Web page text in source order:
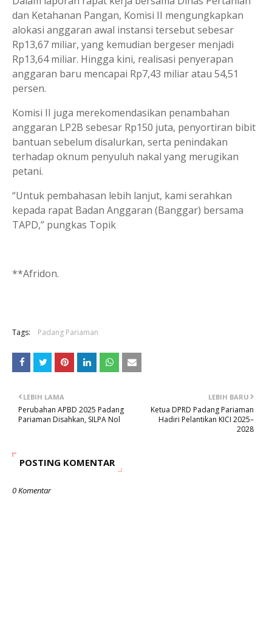
dan Ketahanan Pangan, Komisi II mengungkapkan
alokasi anggaran awal instansi tersebut sebesar
Rp13,67 miliar, yang kemudian bergeser menjadi
Rp13,64 miliar. Hingga kini, realisasi penyerapan
anggaran baru mencapai Rp7,43 miliar atau 54,51
persen.
Komisi II juga merekomendasikan penambahan
anggaran LP2B sebesar Rp150 juta, penyortiran bibit
bantuan sebelum disalurkan, serta penindakan
terhadap oknum penyuluh nakal yang merugikan
petani.
“Untuk pembahasan lebih lanjut, kami serahkan
kepada rapat Badan Anggaran (Banggar) bersama
TAPD,” pungkas Topik
**Afridon.
Tags: Padang Pariaman
LEBIH BARU
Ketua DPRD Padang Pariaman
Hadiri Pelantikan KICI 2025–
2028
LEBIH LAMA
Perubahan APBD 2025 Padang
Pariaman Disahkan, SILPA Nol
POSTING KOMENTAR
0 Komentar